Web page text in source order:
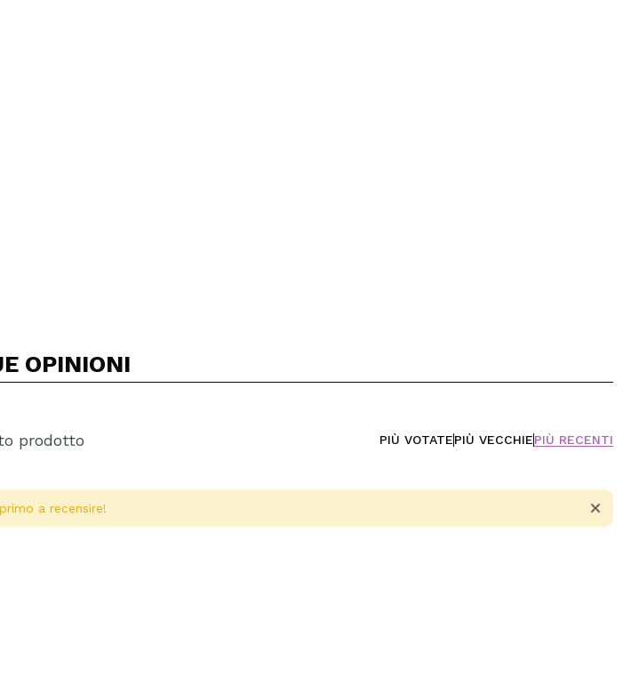
OPINIONI
prodotto PIÙ VOTATEPIÙ VECCHIEPIÙ RECENTI
a recensire!